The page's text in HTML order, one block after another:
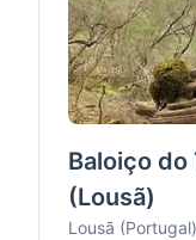
Baloiço do
(Lousã)
Lousã (Portugal)